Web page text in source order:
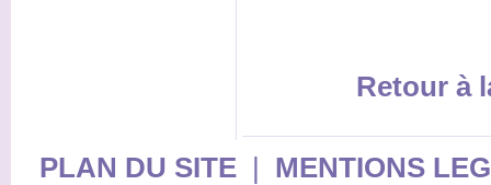
Retour à
PLAN DU SITE| MENTIONS